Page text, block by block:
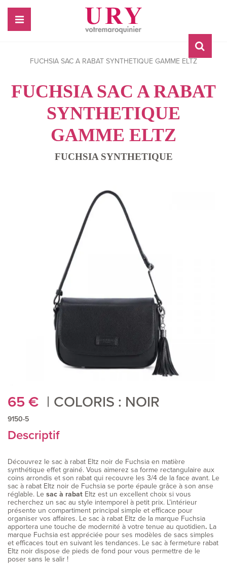
FUCHSIA SAC A RABAT SYNTHETIQUE GAMME ELTZ
FUCHSIA SAC A RABAT
SYNTHETIQUE
GAMME ELTZ
FUCHSIA SYNTHETIQUE
65 € COLORIS : NOIR
9150-5
Descriptif
Découvrez le sac à rabat Eltz noir de Fuchsia en matière
synthétique effet grainé. Vous aimerez sa forme rectangulaire aux
coins arrondis et son rabat qui recouvre les 3/4 de la face avant. Le
sac à rabat Eltz noir de Fuchsia se porte épaule grâce à son anse
réglable. Le sac à rabat Eltz est un excellent choix si vous
recherchez un sac au style intemporel à petit prix. L’intérieur
présente un compartiment principal simple et efficace pour
organiser vos affaires. Le sac à rabat Eltz de la marque Fuchsia
apportera une touche de modernité à votre tenue au quotidien. La
marque Fuchsia est appréciée pour ses modèles de sacs simples
et efficaces tout en suivant les tendances. Le sac à fermeture rabat
Eltz noir dispose de pieds de fond pour vous permettre de le
poser sans le salir !